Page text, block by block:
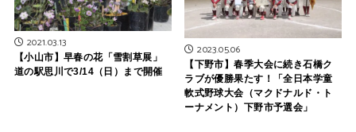
2021.03.13
【小山市】早春の花「雪割草展」
道の駅思川で3/14（日）まで開催
2023.05.06
【下野市】春季大会に続き石橋ク
ラブが優勝果たす！「全日本学童
軟式野球大会（マクドナルド・ト
ーナメント）下野市予選会」